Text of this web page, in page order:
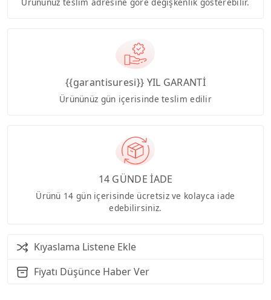
{{garantisuresi}} YIL GARANTİ
Ürününüz gün içerisinde teslim edilir
14 GÜNDE İADE
Ürünü 14 gün içerisinde ücretsiz ve kolayca iade
edebilirsiniz.
Kıyaslama Listene Ekle
Fiyatı Düşünce Haber Ver